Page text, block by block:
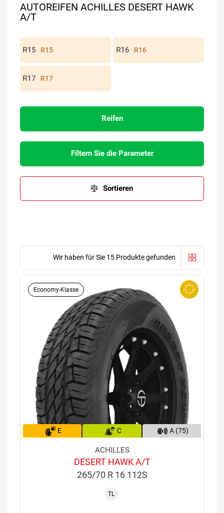
AUTOREIFEN ACHILLES DESERT HAWK
A/T
R15 R16
R17
Reifen
Filtern Sie die Parameter
Sortieren
Wir haben für Sie 15 Produkte gefunden
Economy-Klasse
E C A (75)
ACHILLES
DESERT HAWK A/T
265/70 R 16 112S
TL